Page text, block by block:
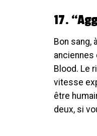
17.
Bon sang,
anciennes
Blood. Le
vitesse
être
deux, si